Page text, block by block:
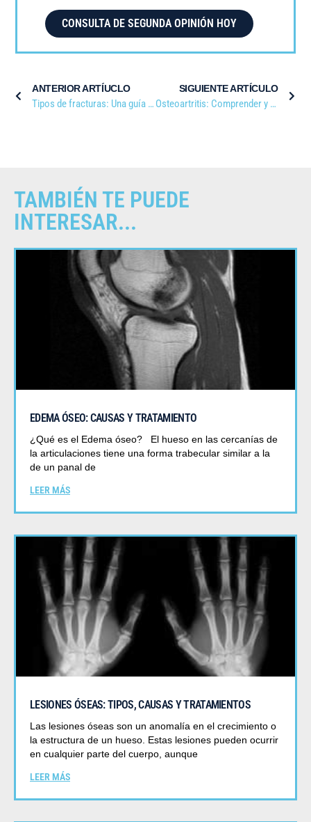
CONSULTA DE SEGUNDA OPINIÓN HOY
ANTERIOR ARTÍUCLO
Tipos de fracturas: Una guía completa sobre las lesiones óseas
SIGUIENTE ARTÍCULO
Osteoartritis: Comprender y gestionar una enfermedad común pero debilitante
TAMBIÉN TE PUEDE
INTERESAR...
EDEMA ÓSEO: CAUSAS Y TRATAMIENTO
¿Qué es el Edema óseo? El hueso en las cercanías de
la articulaciones tiene una forma trabecular similar a la
de un panal de
LEER MÁS
LESIONES ÓSEAS: TIPOS, CAUSAS Y TRATAMIENTOS
Las lesiones óseas son un anomalía en el crecimiento o
la estructura de un hueso. Estas lesiones pueden ocurrir
en cualquier parte del cuerpo, aunque
LEER MÁS